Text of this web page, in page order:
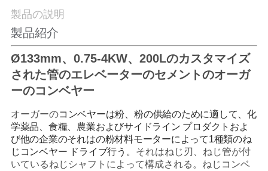
達
に
連
絡
し
な
さ
製品の説明
製品紹介
Ø133mm、0.75-4KW、200Lのカスタマイズ
された管のエレベーターのセメントのオーガ
ーのコンベヤー
オーガーのコンベヤーは粉、粉の供給のために適して、化
学薬品、食糧、農業およびサイドライン プロダクトおよ
び他の企業のそれはの粉材料モーターによって1種類のね
じコンベヤー ドライブ行う。 それはねじ刃、ねじ管が付
いているねじシャフトによって構成される。ねじコンベ